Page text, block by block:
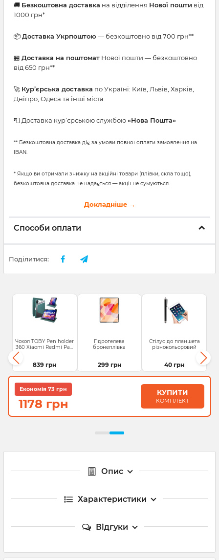
🚚 Безкоштовна доставка на відділення Нової пошти від
1000 грн*
📦Доставка Укрпоштою — безкоштовно від 700 грн**
🏪 Доставка на поштомат Нової пошти — безкоштовно
від 650 грн**
🚀 Кур’єрська доставка по Україні: Київ, Львів, Харків,
Дніпро, Одеса та інші міста
📮 Доставка кур’єрською службою«Нова Пошта»
** Безкоштовна доставка діє за умови повної оплати замовлення на
IBAN.
* Якщо ви отримали знижку на акційні товари (плівки, скла тощо),
безкоштовна доставка не надається — акції не сумуються.
Докладніше →
Способи оплати
Поділитися:
Чохол TOBY Pen holder
360 Xiaomi Redmi Pad
839 грн
Гідрогелева
бронеплівка
299 грн
Стілус до планшета
різнокольоровий
40 грн
Економія 73 грн
1178 грн
КУПИТИ
КОМПЛЕКТ
Опис
Характеристики
Відгуки